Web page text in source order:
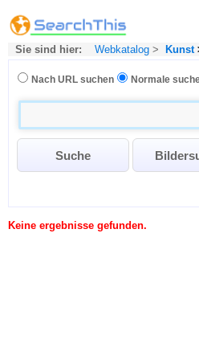
Sie sind hier: Webkatalog > Kunst
Nach URL suchen Normale
Keine ergebnisse gefunden.